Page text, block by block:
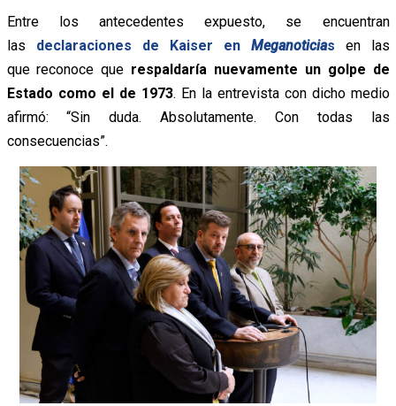
Entre los antecedentes expuesto, se encuentran
las declaraciones de Kaiser en Meganoticias en las
que reconoce que respaldaría nuevamente un golpe de
Estado como el de 1973. En la entrevista con dicho medio
afirmó: “Sin duda. Absolutamente. Con todas las
consecuencias”.